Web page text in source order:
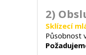
2)
Sklízecí
Působnost